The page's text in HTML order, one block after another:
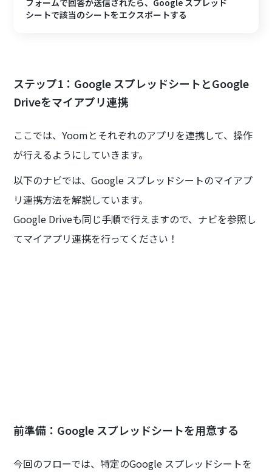
シートで該当のシートをエクスポートする
ステップ1：Google スプレッドシートとGoogle
Driveをマイアプリ連携
ここでは、Yoomとそれぞれのアプリを連携して、操作
が行えるようにしていきます。
以下のナビでは、Google スプレッドシートのマイアプ
リ連携方法を解説しています。
Google Driveも同じ手順で行えますので、ナビを参照し
てマイアプリ連携を行ってください！
前準備：Google スプレッドシートを用意する
今回のフローでは、特定のGoogle スプレッドシートを